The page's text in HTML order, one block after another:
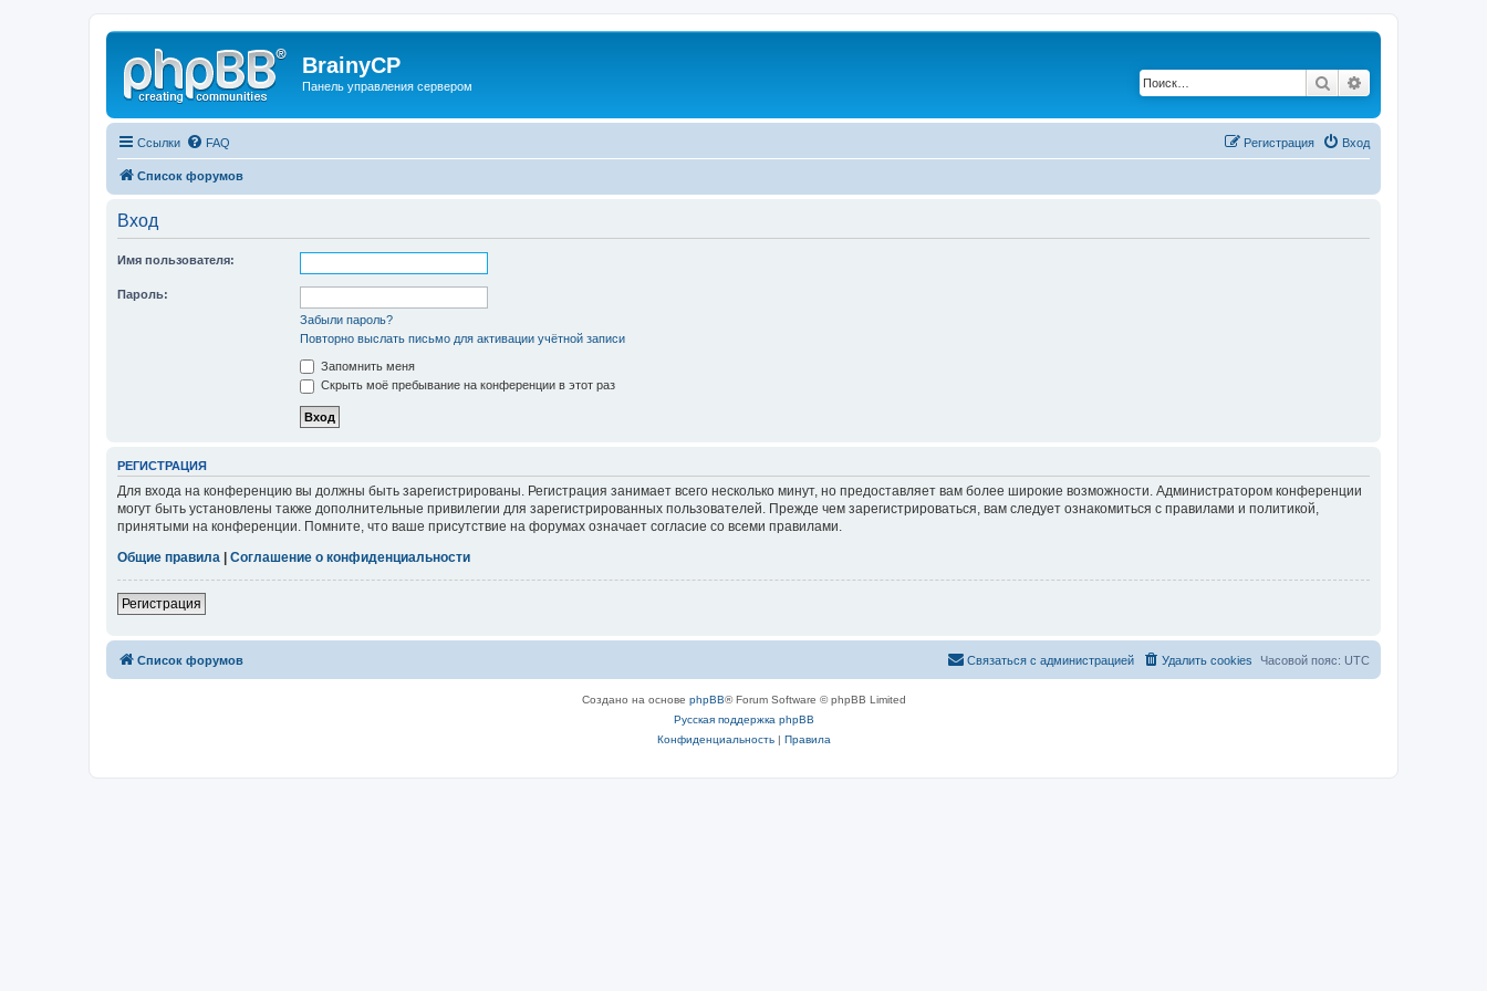
BrainyCP
Панель управления сервером Поиск
Ссылки FAQ Вход
Регистрация
Список форумов
Вход
Имя пользователя:
Пароль:
Забыли пароль?
Повторно выслать письмо для активации учётной записи
Запомнить меня
Скрыть моё пребывание на конференции в этот раз
РЕГИСТРАЦИЯ
Для входа на конференцию вы должны быть зарегистрированы. Регистрация занимает всего несколько минут, но предоставляет вам более широкие возможности. Администратором конференции
могут быть установлены также дополнительные привилегии для зарегистрированных пользователей. Прежде чем зарегистрироваться, вам следует ознакомиться с правилами и политикой,
принятыми на конференции. Помните, что ваше присутствие на форумах означает согласие со всеми правилами.
Общие правила
Соглашение о конфиденциальности
Регистрация
Список форумов Часовой пояс: UTC
Удалить cookies
Связаться с администрацией
Создано на основе phpBB® Forum Software © phpBB Limited
Русская поддержка phpBB
Конфиденциальность| Правила